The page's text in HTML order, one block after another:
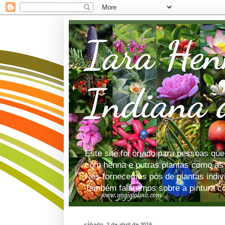
Iara
Indiana
Este site foi criado para pessoas
com henna e outras plantas como
Nós fornecemos pós de plantas
Também falaremos sobre a pintura